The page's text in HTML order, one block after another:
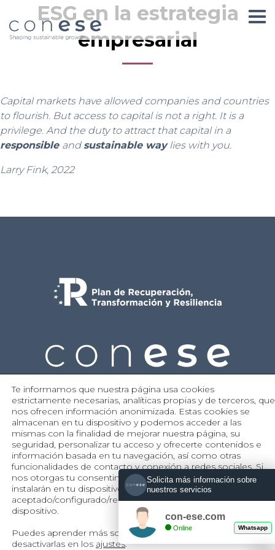
ESG en la estrategia
empresarial
Capital markets have allowed companies and countries
to flourish. But access to capital is not a right. It is a
privilege. And the duty to attract that capital in a
responsible andsustainable waylies with you.
Larry Fink, 2022
POLÍTICA DE PRIVACIDADPOLÍTICA DE COOKIESAVISO LEGAL
Copyright 2026 © | Conese | Desarrollo con sentido
Te informamos que nuestra página usa cookies
estrictamente necesarias, analíticas propias y de terceros, que
nos ofrecen información anonimizada. Estas cookies se
almacenan en tu dispositivo y podemos acceder a las
mismas con la finalidad de mejorar nuestra página, su
seguridad, personalizar tu acceso y ofrecerte contenidos e
información basada en tu navegación, así como otras
funcionalidades de contacto y conexión a redes sociales. Si
nos otorgas tu consentimiento a través del botón Aceptar, se
instalarán en tu dispositivo. Si continúas navegando y no has
aceptado/configurado/rechazado, no se instalarán en tu
dispositivo.
Puedes aprender más sobre qué cookies utilizamos o
desactivarlas en los ajustes.
Solicita más información sobre
nuestros servicios
con-ese.com
Online Whatsapp